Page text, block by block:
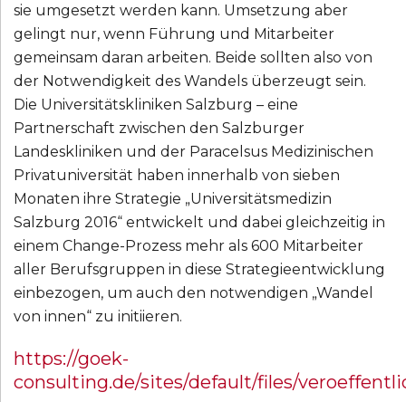
sie umgesetzt werden kann. Umsetzung aber
gelingt nur, wenn Führung und Mitarbeiter
gemeinsam daran arbeiten. Beide sollten also von
der Notwendigkeit des Wandels überzeugt sein.
Die Universitätskliniken Salzburg – eine
Partnerschaft zwischen den Salzburger
Landeskliniken und der Paracelsus Medizinischen
Privatuniversität haben innerhalb von sieben
Monaten ihre Strategie „Universitätsmedizin
Salzburg 2016“ entwickelt und dabei gleichzeitig in
einem Change-Prozess mehr als 600 Mitarbeiter
aller Berufsgruppen in diese Strategieentwicklung
einbezogen, um auch den notwendigen „Wandel
von innen“ zu initiieren.
https://goek-
consulting.de/sites/default/files/